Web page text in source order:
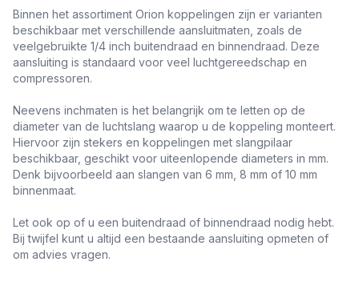
Binnen het assortiment Orion koppelingen zijn er varianten
beschikbaar met verschillende aansluitmaten, zoals de
veelgebruikte 1/4 inch buitendraad en binnendraad. Deze
aansluiting is standaard voor veel luchtgereedschap en
compressoren.
Neevens inchmaten is het belangrijk om te letten op de
diameter van de luchtslang waarop u de koppeling monteert.
Hiervoor zijn stekers en koppelingen met slangpilaar
beschikbaar, geschikt voor uiteenlopende diameters in mm.
Denk bijvoorbeeld aan slangen van 6 mm, 8 mm of 10 mm
binnenmaat.
Let ook op of u een buitendraad of binnendraad nodig hebt.
Bij twijfel kunt u altijd een bestaande aansluiting opmeten of
om advies vragen.